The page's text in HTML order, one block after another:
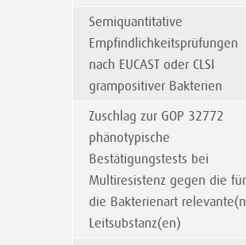
Semiquantitative
Empfindlichkeitsprüfungen
nach EUCAST oder CLSI
grampositiver Bakterien
Zuschlag zur GOP 32772
phänotypische
Bestätigungstests bei
Multiresistenz gegen die für
die Bakterienart
Leitsubstanz(en)